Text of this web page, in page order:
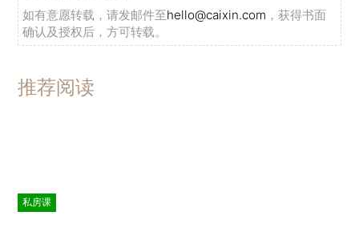
如有意愿转载，请发邮件至hello@caixin.com ，获得书面
确认及授权后，方可转载。
推荐阅读
私房课